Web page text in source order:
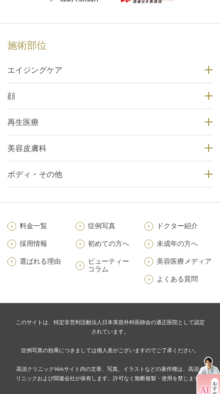
施術部位
エイジングケア
顔
再生医療
美容皮膚科
ボディ・その他
料金一覧 症例写真 ドクター紹介
採用情報 初めての方へ 未成年の方へ
選ばれる理由
ビューティー
コラム
美容医療メディア
よくある質問
このサイトは、特定非営利活動法人日本美容外科医師会の適正医院として認定
されています。
症例写真の効果につきましては個人差がございますのでご了承ください。
高須クリニックWebサイト内の文章、写真、イラストなどの著作権は、高須ク
リニックおよび関連会社が保有します。許可なく無断複製・使用を禁じます。